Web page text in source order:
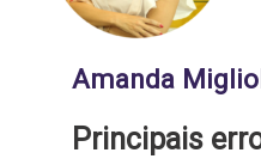
Amanda
Principais